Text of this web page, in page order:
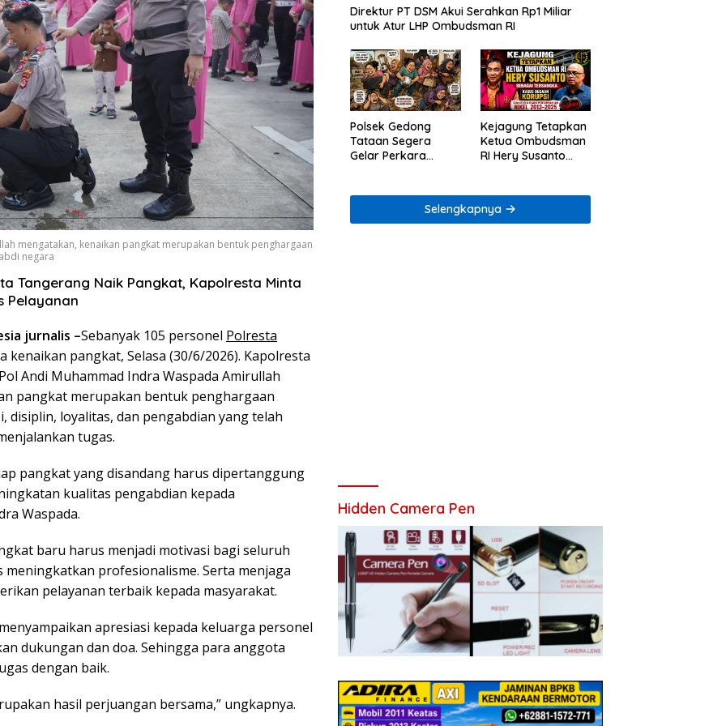
mengatakan, kenaikan pangkat merupakan bentuk penghargaan
negara
Tangerang Naik Pangkat, Kapolresta Minta
Pelayanan
jurnalis –Sebanyak 105 personel Polresta
kenaikan pangkat, Selasa (30/6/2026). Kapolresta
Andi Muhammad Indra Waspada Amirullah
pangkat merupakan bentuk penghargaan
disiplin, loyalitas, dan pengabdian yang telah
tugas.
pangkat yang disandang harus dipertanggung
kualitas pengabdian kepada
Waspada.
baru harus menjadi motivasi bagi seluruh
profesionalisme. Serta menjaga
pelayanan terbaik kepada masyarakat.
apresiasi kepada keluarga personel
dukungan dan doa. Sehingga para anggota
dengan baik.
hasil perjuangan bersama,” ungkapnya.
Direktur PT DSM Akui Serahkan Rp1 Miliar
untuk Atur LHP Ombudsman RI
Polsek Gedong
Tataan Segera
Gelar Perkara
Warga Lumbirejo
Kejagung Tetapkan
Ketua Ombudsman
RI Hery Susanto
Tata Kelola
Tambang Nikel
Selengkapnya
Hidden Camera Pen